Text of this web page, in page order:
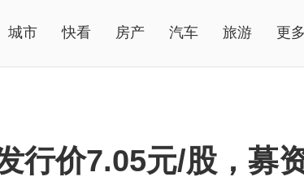
城市 快看 房产 汽车 旅游 更多
行价7.05元/股，募